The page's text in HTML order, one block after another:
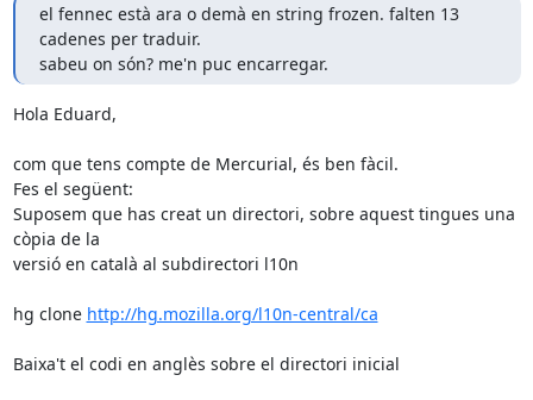
el fennec està ara o demà en string frozen. falten 13
cadenes per traduir.
sabeu on són? me'n puc encarregar.
Hola Eduard,
com que tens compte de Mercurial, és ben fàcil.
Fes el següent:
Suposem que has creat un directori, sobre aquest tingues una
còpia de la
versió en català al subdirectori l10n
hg clone http://hg.mozilla.org/l10n-central/ca
Baixa't el codi en anglès sobre el directori inicial